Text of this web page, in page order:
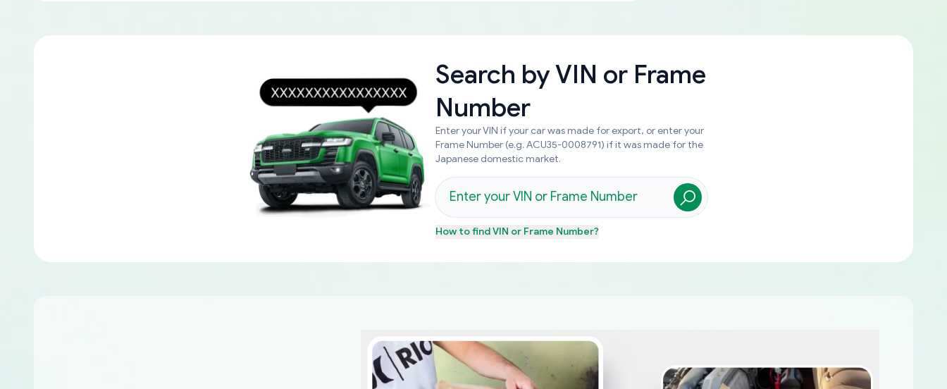
Search byVIN or Frame
Number
Enter your VIN if your car was made for export, or enter your
Frame Number (e.g. ACU35-0008791) if it was made for the
Japanese domestic market.
How to findVIN or Frame Number?